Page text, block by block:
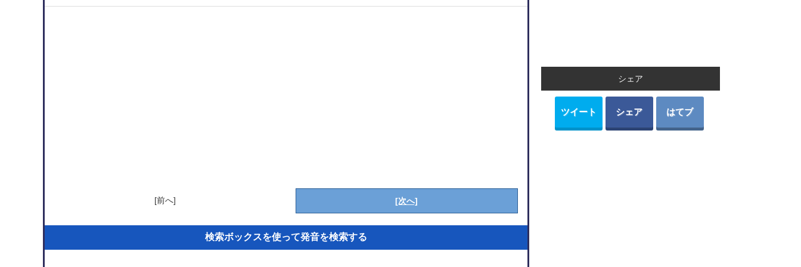
[前へ] [次へ]
検索ボックスを使って発音を検索する
シェア
ツイート シェア はてブ